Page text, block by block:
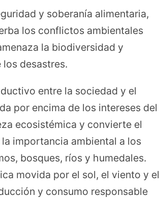
y soberanía alimentaria,
los conflictos ambientales
la biodiversidad y
desastres.
entre la sociedad y el
por encima de los intereses del
ecosistémica y convierte el
importancia ambiental a los
bosques, ríos y humedales.
movida por el sol, el viento y el
y consumo responsable